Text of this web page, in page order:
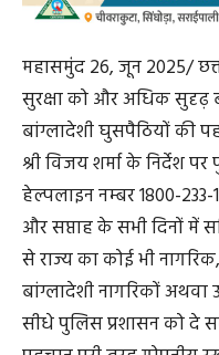
उपमुख्यमंत्री श्री विजय
सर्वोच्च प्राथमिकता है।
सुशासन की सरकार राज्य
से मुक्त रखने के लिए
नहीं उखाड़ा जाएगा, तब तक
खतरे में रहेगी। यह
और प्रभावी माध्यम प्रदान
भागीदारी निभा सकें।
पर पूरी ताकत के साथ